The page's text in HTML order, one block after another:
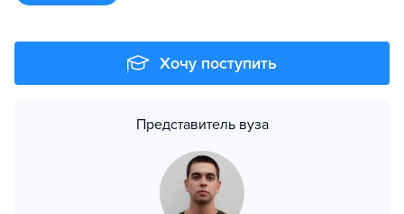
Хочу поступить
Представитель вуза